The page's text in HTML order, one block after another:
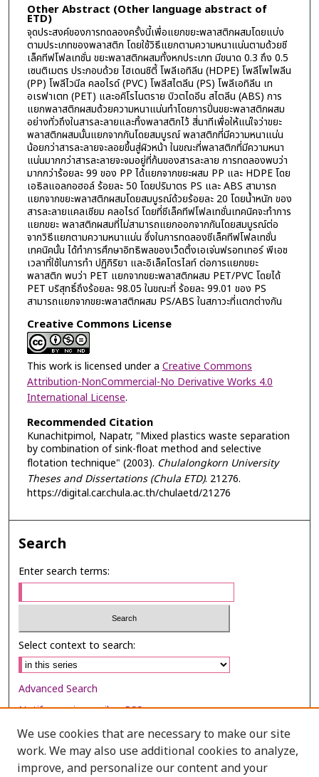
Other Abstract (Other language abstract of
ETD)
จุดประสงค์ของการทดลองครั้งนี้เพื่อแยกขยะพลาสติกผสมโดยแบ่ง
ตามประเภทของพลาสติก โดยใช้วิธีแยกตามความหนาแน่นตามด้วยชี
เล็คทีฟโฟลเทชั่น ขยะพลาสติกผสมทั้งหกประเภท มีขนาด 0.3 ถึง 0.5
เซนติเมตร ประกอบด้วย ไฮเดนชิตี้ โพลีเอทิลีน (HDPE) โพลีโพไพลีน
(PP) โพลีไวนีล คลอไรด์ (PVC) โพลีสไตลีน (PS) โพลีเอทิลีน เท
อเรฟาเตท (PET) และอคิโรไนตราย บิวตไดอีน สไตลีน (ABS) การ
แยกพลาสติกผสมด้วยความหนาแน่นทำโดยการปั่นขยะพลาสติกผสม
อย่างทั่วถึงในสารละลายและทิ้งพลาสติกไว้ สี่นาทีเพื่อให้แน่ใจว่าขยะ
พลาสติกผสมนั้นแยกจากกันโดยสมบูรณ์ พลาสติกที่มีความหนาแน่น
น้อยกว่าสารละลายจะลอยขึ้นสู่ผิวหน้า ในขณะที่พลาสติกที่มีความหนา
แน่นมากกว่าสารละลายจะจมอยู่ที่ก้นของสารละลาย การทดลองพบว่า
มากกว่าร้อยละ 99 ของ PP ได้แยกจากขยะผสม PP และ HDPE โดย
เอธิลแอลกอฮอล์ ร้อยละ 50 โดยปริมาตร PS และ ABS สามารถ
แยกจากขยะพลาสติกผสมโดยสมบูรณ์ด้วยร้อยละ 20 โดยน้ำหนัก ของ
สารละลายแคลเซียม คลอไรด์ โดยที่ชีเล็คทีฟโฟลเทชั่นเทคนิคจะทำการ
แยกขยะ พลาสติกผสมที่ไม่สามารถแยกออกจากกันโดยสมบูรณ์ต่อ
จากวิธีแยกตามความหนาแน่น ซึ่งในการทดลองชีเล็คทีฟโฟลเทชั่น
เทคนิคนั้น ได้ทำการศึกษาอิทธิพลของเว็ดติ้งเอเจ่นฟรอทเทอร์ พีเอช
เวลาที่ใช้ในการทำ ปฏิกิริยา และอิเล็คโตรไลท์ ต่อการแยกขยะ
พลาสติก พบว่า PET แยกจากขยะพลาสติกผสม PET/PVC โดยได้
PET บริสุทธิ์ถึงร้อยละ 98.05 ในขณะที่ ร้อยละ 99.01 ของ PS
สามารถแยกจากขยะพลาสติกผสม PS/ABS ในสภาวะที่แตกต่างกัน
Creative Commons License
This work is licensed under a Creative Commons
Attribution-NonCommercial-No Derivative Works 4.0
International License.
Recommended Citation
Kunachitpimol, Napatr, "Mixed plastics waste separation
by combination of sink-float method and selective
flotation technique" (2003). Chulalongkorn University
Theses and Dissertations (Chula ETD). 21276.
https://digital.car.chula.ac.th/chulaetd/21276
Search
Enter search terms:
Select context to search:
Advanced Search
Notify me via email orRSS
Browse
Collections
We use cookies that are necessary to make our site
work. We may also use additional cookies to analyze,
improve, and personalize our content and your